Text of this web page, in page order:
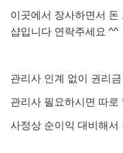
이곳에서 장사하면서
샵입니다 연락주세요 ^^
관리사 인계 없이 권리
관리사 필요하시면 따로
사정상 순이익 대비해서